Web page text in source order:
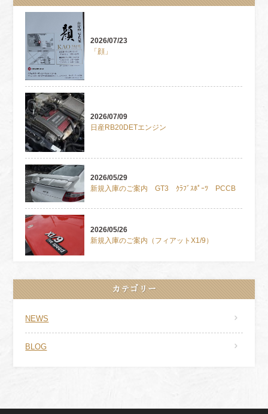
2026/07/23
「顔」
2026/07/09
日産RB20DETエンジン
2026/05/29
新規入庫のご案内 GT3 ｸﾗﾌﾞｽﾎﾟｰﾂ PCCB
2026/05/26
新規入庫のご案内（フィアットX1/9）
カテゴリー
NEWS
BLOG